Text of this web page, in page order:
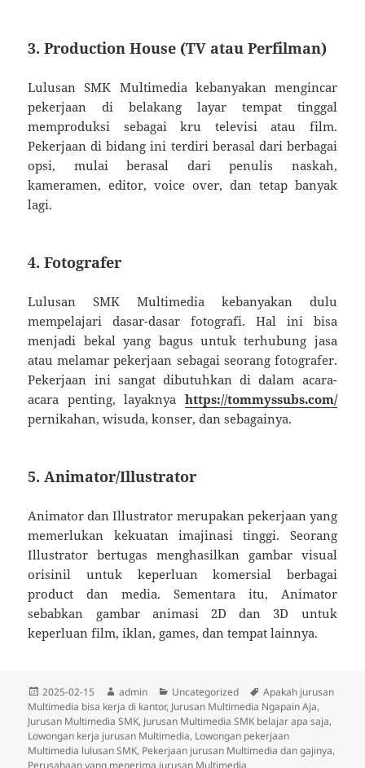
3. Production House (TV atau Perfilman)
Lulusan SMK Multimedia kebanyakan mengincar
pekerjaan di belakang layar tempat tinggal
memproduksi sebagai kru televisi atau film.
Pekerjaan di bidang ini terdiri berasal dari berbagai
opsi, mulai berasal dari penulis naskah,
kameramen, editor, voice over, dan tetap banyak
lagi.
4. Fotografer
Lulusan SMK Multimedia kebanyakan dulu
mempelajari dasar-dasar fotografi. Hal ini bisa
menjadi bekal yang bagus untuk terhubung jasa
atau melamar pekerjaan sebagai seorang fotografer.
Pekerjaan ini sangat dibutuhkan di dalam acara-
acara penting, layaknya https://tommyssubs.com/
pernikahan, wisuda, konser, dan sebagainya.
5. Animator/Illustrator
Animator dan Illustrator merupakan pekerjaan yang
memerlukan kekuatan imajinasi tinggi. Seorang
Illustrator bertugas menghasilkan gambar visual
orisinil untuk keperluan komersial berbagai
product dan media. Sementara itu, Animator
sebabkan gambar animasi 2D dan 3D untuk
keperluan film, iklan, games, dan tempat lainnya.
Diposkan
pada
2025-02-15 Penulis
admin Kategori
Uncategorized Tag
Apakah jurusan
Multimedia bisa kerja di kantor, Jurusan Multimedia Ngapain Aja,
Jurusan Multimedia SMK, Jurusan Multimedia SMK belajar apa saja,
Lowongan kerja jurusan Multimedia, Lowongan pekerjaan
Multimedia lulusan SMK, Pekerjaan jurusan Multimedia dan gajinya,
Perusahaan yang menerima jurusan Multimedia